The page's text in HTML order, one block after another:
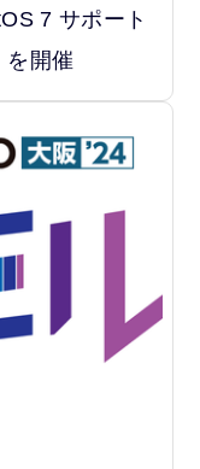
7 サポート
を開催